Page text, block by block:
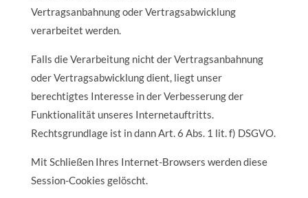
Vertragsanbahnung oder Vertragsabwicklung
verarbeitet werden.
Falls die Verarbeitung nicht der Vertragsanbahnung
oder Vertragsabwicklung dient, liegt unser
berechtigtes Interesse in der Verbesserung der
Funktionalität unseres Internetauftritts.
Rechtsgrundlage ist in dann Art. 6 Abs. 1 lit. f) DSGVO.
Mit Schließen Ihres Internet-Browsers werden diese
Session-Cookies gelöscht.